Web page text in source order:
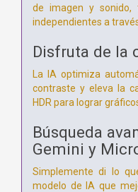
de imagen y sonido,
independientes a
Disfruta de la
La IA optimiza
contraste y eleva la
HDR para lograr
Búsqueda
Gemini y
Simplemente di lo
modelo de IA que